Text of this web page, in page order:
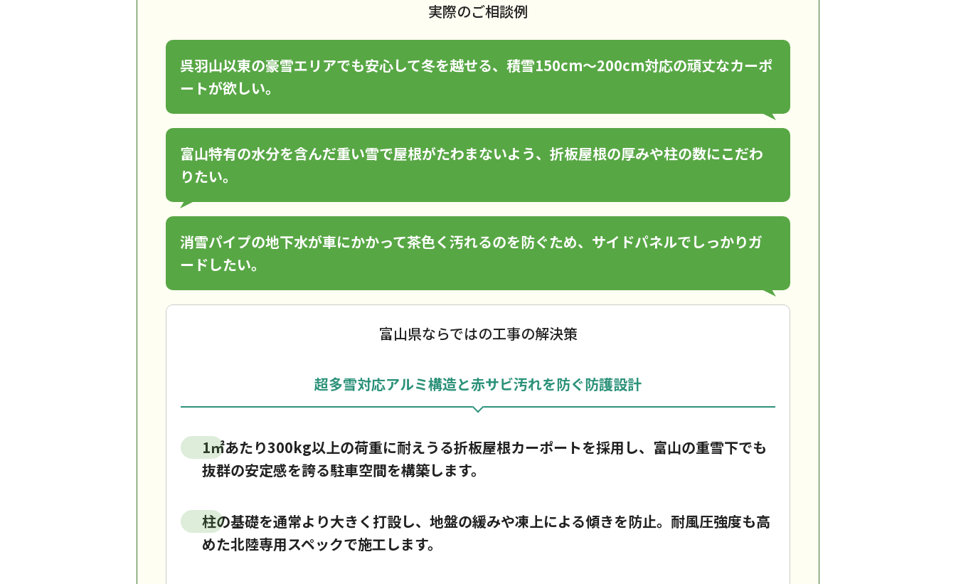
実際のご相談例
呉羽山以東の豪雪エリアでも安心して冬を越せる、積雪150cm〜200cm対応の頑丈なカーポ
ートが欲しい。
富山特有の水分を含んだ重い雪で屋根がたわまないよう、折板屋根の厚みや柱の数にこだわ
りたい。
消雪パイプの地下水が車にかかって茶色く汚れるのを防ぐため、サイドパネルでしっかりガ
ードしたい。
富山県ならではの工事の解決策
超多雪対応アルミ構造と赤サビ汚れを防ぐ防護設計
1㎡あたり300kg以上の荷重に耐えうる折板屋根カーポートを採用し、富山の重雪下でも
抜群の安定感を誇る駐車空間を構築します。
柱の基礎を通常より大きく打設し、地盤の緩みや凍上による傾きを防止。耐風圧強度も高
めた北陸専用スペックで施工します。